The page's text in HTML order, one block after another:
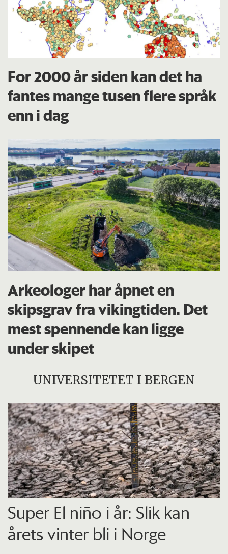
For 2000 år siden kan det ha
fantes mange tusen flere språk
enn i dag
Arkeologer har åpnet en
skipsgrav fra vikingtiden. Det
mest spennende kan ligge
under skipet
UNIVERSITETET I BERGEN
Super El niño i år: Slik kan
årets vinter bli i Norge